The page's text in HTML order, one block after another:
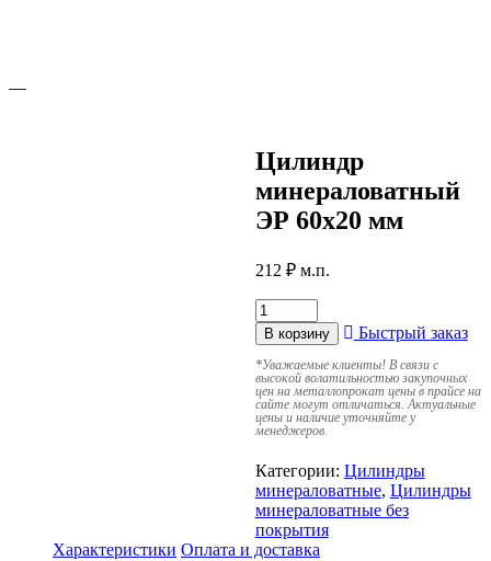
Цилиндр
минераловатный
ЭР 60х20 мм
212 ₽ м.п.
В корзину Быстрый заказ
*Уважаемые клиенты! В связи с
высокой волатильностью закупочных
цен на металлопрокат цены в прайсе на
сайте могут отличаться. Актуальные
цены и наличие уточняйте у
менеджеров.
Категории: Цилиндры
минераловатные, Цилиндры
минераловатные без
покрытия
Характеристики Оплата и доставка